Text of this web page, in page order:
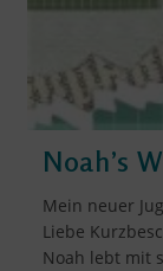
Noah’s
Mein neuer
Liebe
Noah lebt mit